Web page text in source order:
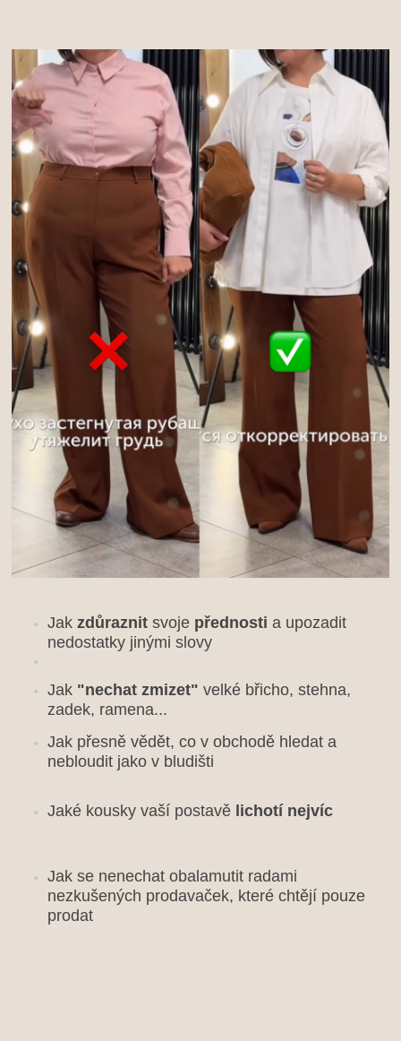
Jak zdůraznit svoje přednosti a upozadit
nedostatky jinými slovy
Jak "nechat zmizet" velké břicho, stehna,
zadek, ramena...
Jak přesně vědět, co v obchodě hledat a
nebloudit jako v bludišti
Jaké kousky vaší postavě lichotí nejvíc
Jak se nenechat obalamutit radami
nezkušených prodavaček, které chtějí pouze
prodat